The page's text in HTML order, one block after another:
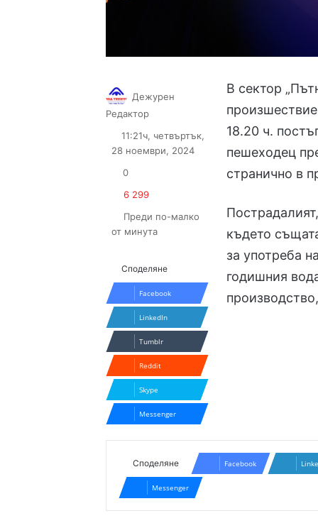
В сектор
18.20 ч.
пешеходец
странично в
където
за употреба
годишния
Дежурен
Редактор
X email
11:21ч, четвъртък,
28 ноември, 2024
0
6 299
Преди по-малко
от минута
Споделяне
Facebook
LinkedIn
Tumblr
Reddit
Skype
Messenger
Споделяне Facebook
Messenger